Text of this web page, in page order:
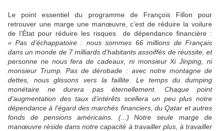
Le point essentiel du programme de François Fillon pour
retrouver une marge une manœuvre, c’est de réduire la voilure
de l’État pour réduire les risques de dépendance financière :
« Pas d’échappatoire : nous sommes 66 millions de Français
dans un monde de 7 milliards d’habitants assoiffés de réussite, et
personne ne nous fera de cadeaux, ni monsieur Xi Jinping, ni
monsieur Trump. Pas de dérobade : avec notre montagne de
dettes, nous glissons vers la faillite. Le temps du dumping
monétaire ne durera pas éternellement. Chaque point
d’augmentation des taux d’intérêts scellera un peu plus notre
dépendance à l’égard des marchés financiers, du Qatar et autres
fonds de pensions américains. (...) Notre seule marge de
manœuvre réside dans notre capacité à travailler plus, à travailler